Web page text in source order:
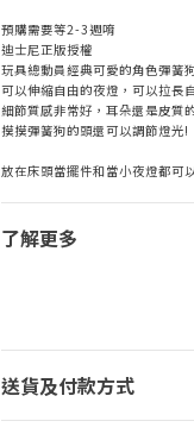
預購需要等2-3週唷
迪士尼正版授權
玩具總動員經典可愛的角色彈簧
可以伸縮自由的夜燈，可以拉長
細節質感非常好，耳朵還是皮質
摸摸彈簧狗的頭還可以調節燈光!
放在床頭當擺件和當小夜燈都可
了解更多
送貨及付款方式